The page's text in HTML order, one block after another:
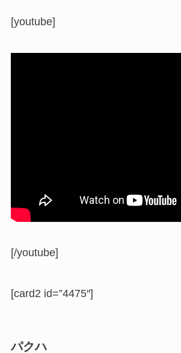
[youtube]
[/youtube]
[card2 id=”4475″]
パクハ